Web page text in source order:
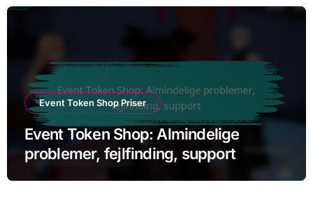
Event Token Shop Priser
Event Token Shop: Almindelige
problemer, fejlfinding, support